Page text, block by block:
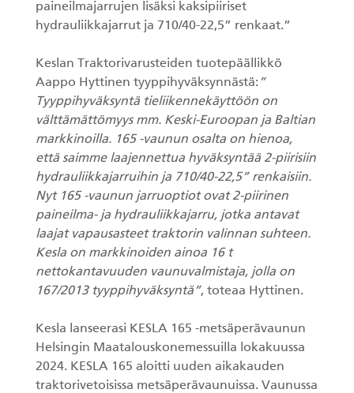
Kahmarit I
paineilmajarrujen lisäksi kaksipiiriset
hydrauliikkajarrut ja 710/40-22,5” renkaat.”
Keslan Traktorivarusteiden tuotepäällikkö
Aappo Hyttinen tyyppihyväksynnästä: ”
Tyyppihyväksyntä tieliikennekäyttöön on
välttämättömyys mm. Keski-Euroopan ja Baltian
markkinoilla. 165 -vaunun osalta on hienoa,
että saimme laajennettua hyväksyntää 2-piirisiin
hydrauliikkajarruihin ja 710/40-22,5” renkaisiin.
Nyt 165 -vaunun jarruoptiot ovat 2-piirinen
paineilma- ja hydrauliikkajarru, jotka antavat
laajat vapausasteet traktorin valinnan suhteen.
Kesla on markkinoiden ainoa 16 t
nettokantavuuden vaunuvalmistaja, jolla on
167/2013 tyyppihyväksyntä”, toteaa Hyttinen.
Kesla lanseerasi KESLA 165 -metsäperävaunun
Helsingin Maatalouskonemessuilla lokakuussa
2024. KESLA 165 aloitti uuden aikakauden
traktorivetoisissa metsäperävaunuissa. Vaunussa